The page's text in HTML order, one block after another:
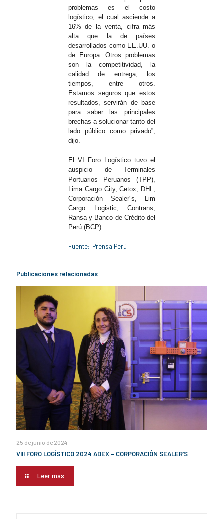
problemas es el costo
logístico, el cual asciende a
16% de la venta, cifra más
alta que la de países
desarrollados como EE.UU. o
de Europa. Otros problemas
son la competitividad, la
calidad de entrega, los
tiempos, entre otros.
Estamos seguros que estos
resultados, servirán de base
para saber las principales
brechas a solucionar tanto del
lado público como privado”,
dijo.
El VI Foro Logístico tuvo el
auspicio de Terminales
Portuarios Peruanos (TPP),
Lima Cargo City, Cetox, DHL,
Corporación Sealer´s, Lim
Cargo Logistic, Contrans,
Ransa y Banco de Crédito del
Perú (BCP).
Fuente: Prensa Perú
Publicaciones relacionadas
25 de junio de 2024
VIII FORO LOGÍSTICO 2024 ADEX – CORPORACIÓN SEALER’S
Leer más